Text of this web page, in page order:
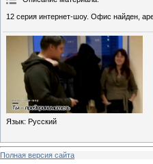
12 серия интернет-шоу. Офис найден,
Язык: Русский
Полная версия сайта